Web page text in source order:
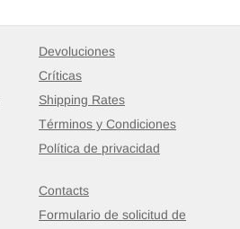
Devoluciones
Críticas
Shipping Rates
Términos y Condiciones
Política de privacidad
Contacts
Formulario de solicitud de